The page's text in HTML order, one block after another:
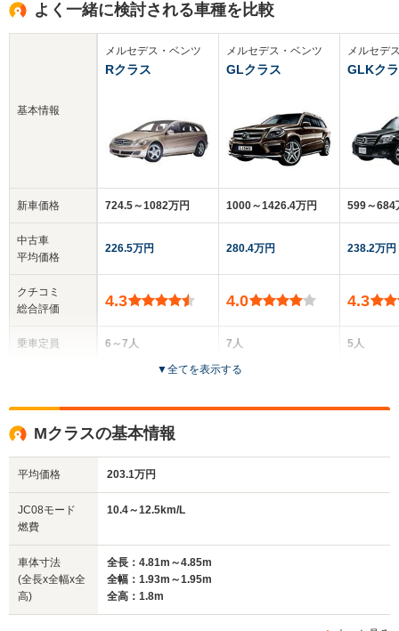
よく一緒に検討される車種を比較
基本情報
新車価格
中古車
平均価格
クチコミ
総合評価
乗車定員
サイズ
(全長x全幅x全高)
メルセデス・ベンツ
Rクラス
724.5～1082万円
226.5万円
4.3
6～7人
全高
1.66m
全幅
1.92m
メルセデス・ベンツ
GLクラス
1000～1426.4万円
280.4万円
4.0
7人
5ドア
メルセデ
GLKク
599～684
238.2万円
4.3
5人
▼全てを表示する
Mクラスの基本情報
平均価格 203.1万円
JC08モード
燃費
10.4～12.5km/L
車体寸法
(全長x全幅x全
高)
全長：4.81m～4.85m
全幅：1.93m～1.95m
全高：1.8m